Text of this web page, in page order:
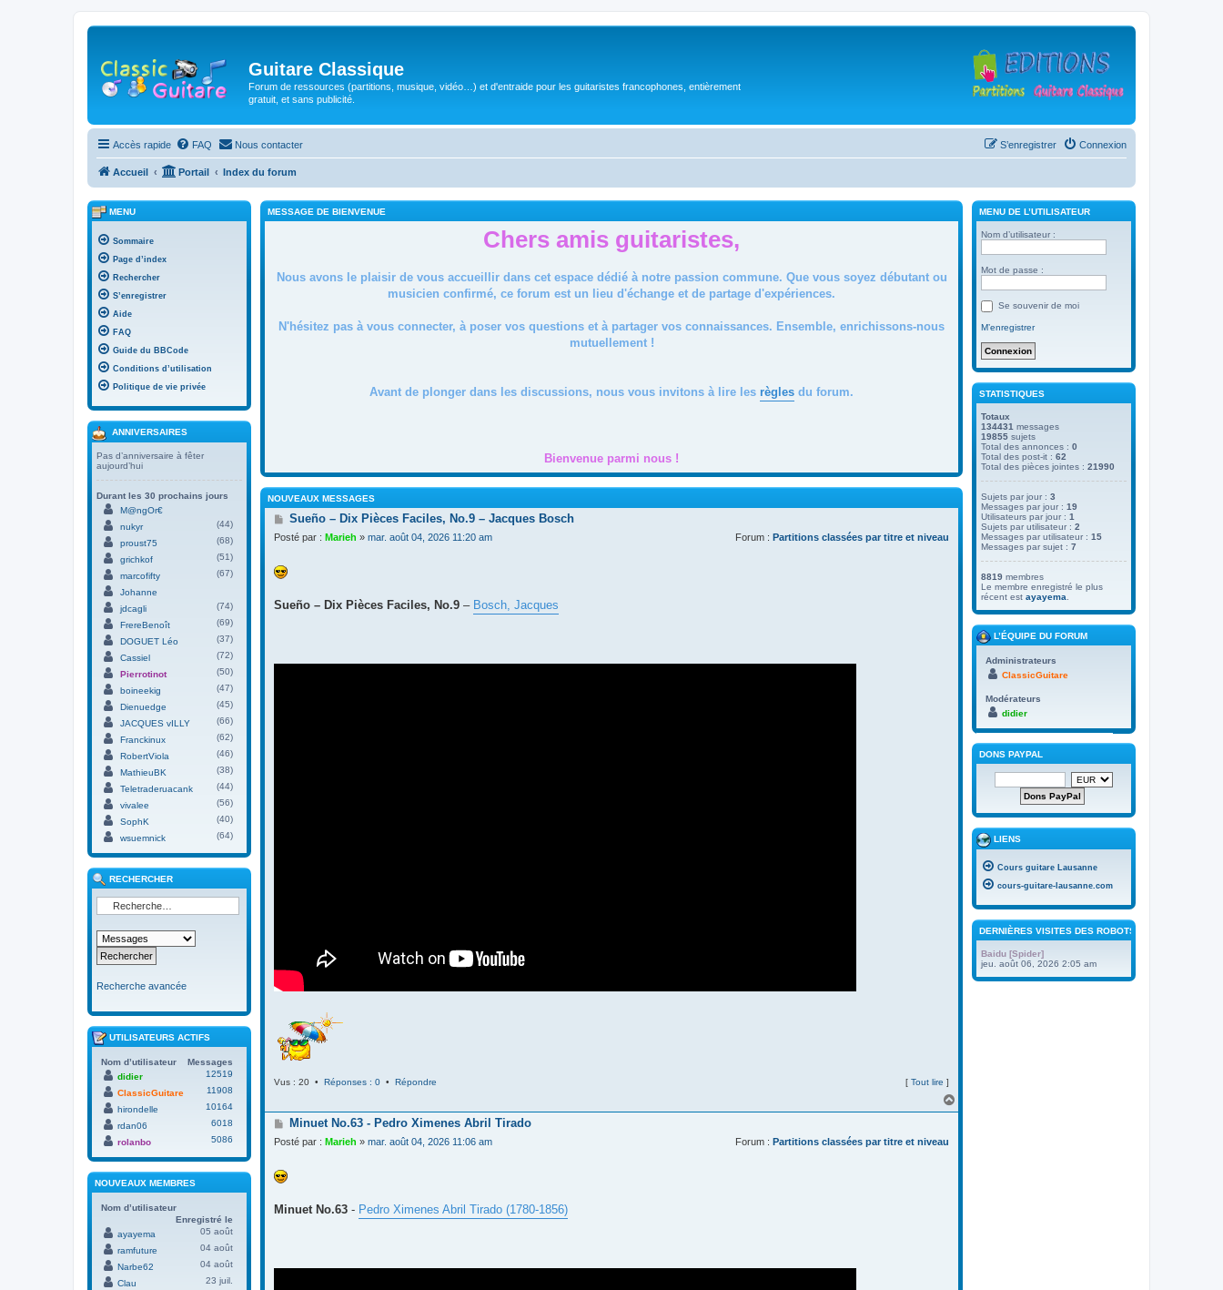
Guitare Classique
Forum de ressources (partitions, musique, vidéo…) et d'entraide pour les guitaristes francophones, entièrement
gratuit, et sans publicité.
Accès rapide FAQ Nous contacter Connexion
S’enregistrer
Accueil Portail Index du forum
MESSAGE DE BIENVENUE
Chers amis guitaristes,
Nous avons le plaisir de vous accueillir dans cet espace dédié à notre passion commune. Que vous soyez débutant ou
musicien confirmé, ce forum est un lieu d'échange et de partage d'expériences.
N'hésitez pas à vous connecter, à poser vos questions et à partager vos connaissances. Ensemble, enrichissons-nous
mutuellement !
Avant de plonger dans les discussions, nous vous invitons à lire les règles du forum.
Bienvenue parmi nous !
NOUVEAUX MESSAGES
M
s
a
g
Sueño – Dix Pièces Faciles, No.9 – Jacques Bosch
Posté par : Marieh » mar. août 04, 2026 11:20 am Forum : Partitions classées par titre et niveau
Sueño – Dix Pièces Faciles, No.9 – Bosch, Jacques
Vus : 20 • Réponses : 0 • Répondre [ Tout lire ]
a
M
s
a
g
Minuet No.63 - Pedro Ximenes Abril Tirado
Posté par : Marieh » mar. août 04, 2026 11:06 am Forum : Partitions classées par titre et niveau
Minuet No.63 - Pedro Ximenes Abril Tirado (1780-1856)
MENU
Sommaire
Page d’index
Rechercher
S’enregistrer
Aide
FAQ
Guide du BBCode
Conditions d’utilisation
Politique de vie privée
ANNIVERSAIRES
Pas d’anniversaire à fêter
aujourd’hui
Durant les 30 prochains jours
M@ngOr€
nukyr
(44)
proust75
(68)
grichkof
(51)
marcofifty
(67)
Johanne
jdcagli
(74)
FrereBenoît
(69)
DOGUET Léo
(37)
Cassiel
(72)
Pierrotinot
(50)
boineekig
(47)
Dienuedge
(45)
JACQUES vILLY
(66)
Franckinux
(62)
RobertViola
(46)
MathieuBK
(38)
Teletraderuacank
(44)
vivalee
(56)
SophK
(40)
wsuemnick
(64)
RECHERCHER
Recherche avancée
UTILISATEURS ACTIFS
Nom d’utilisateur
Messages
didier
12519
ClassicGuitare
11908
hirondelle
10164
rdan06
6018
rolanbo
5086
NOUVEAUX MEMBRES
Nom d’utilisateur
Enregistré le
ayayema
05 août
ramfuture
04 août
Narbe62
04 août
Clau
23 juil.
MENU DE L’UTILISATEUR
Nom d’utilisateur :
Mot de passe :
Se souvenir de moi
M’enregistrer
STATISTIQUES
Totaux
134431 messages
19855 sujets
Total des annonces : 0
Total des post-it : 62
Total des pièces jointes : 21990
Sujets par jour : 3
Messages par jour : 19
Utilisateurs par jour : 1
Sujets par utilisateur : 2
Messages par utilisateur : 15
Messages par sujet : 7
8819 membres
Le membre enregistré le plus
récent est ayayema
L’ÉQUIPE DU FORUM
Administrateurs
ClassicGuitare
Modérateurs
didier
DONS PAYPAL
LIENS
Cours guitare Lausanne
cours-guitare-lausanne.com
DERNIÈRES VISITES DES ROBOTS
Baidu [Spider]
jeu. août 06, 2026 2:05 am